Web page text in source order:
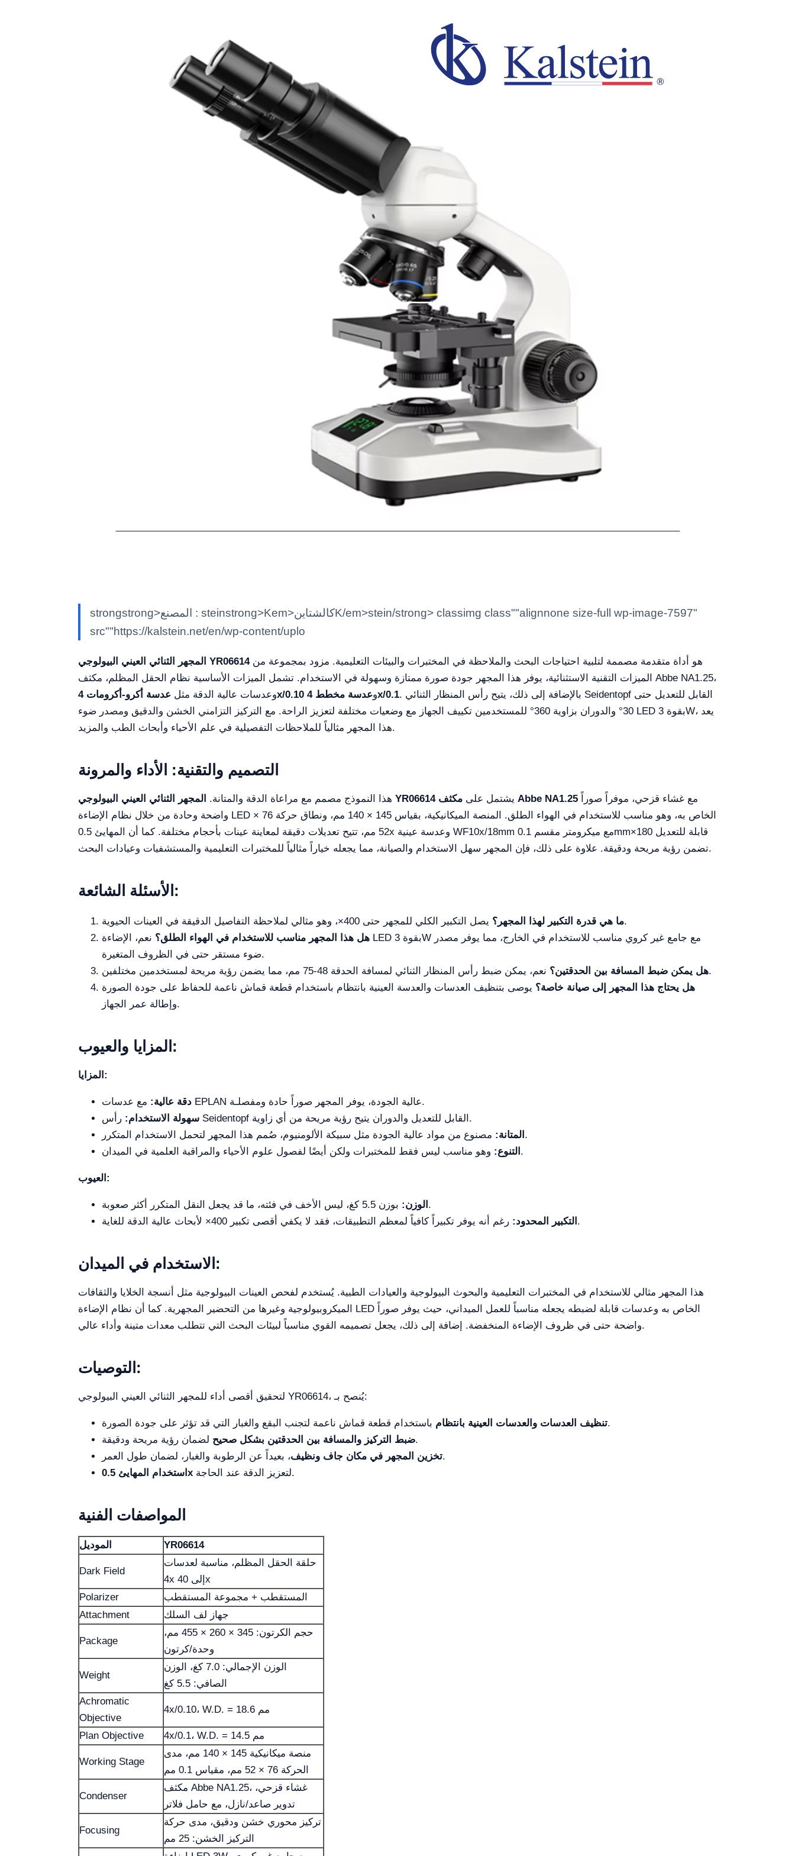
strongstrong>المصنع : steinstrong>Kem>كالشتاينK/em>stein/strong> classimg class""alignnone size-full wp-image-7597"
src""https://kalstein.net/en/wp-content/uplo
المجهر الثنائي العيني البيولوجي YR06614هو أداة متقدمة مصممة لتلبية احتياجات البحث والملاحظة في المختبرات والبيئات التعليمية. مزود بمجموعة من
الميزات التقنية الاستثنائية، يوفر هذا المجهر جودة صورة ممتازة وسهولة في الاستخدام. تشمل الميزات الأساسية نظام الحقل المظلم، مكثف Abbe NA1.25،
وعدسات عالية الدقة مثلعدسة أكرو-أكرومات 4x/0.10 وعدسة مخطط 4x/0.1. بالإضافة إلى ذلك، يتيح رأس المنظار الثنائي Seidentopf القابل للتعديل حتى
30° والدوران بزاوية 360° للمستخدمين تكييف الجهاز مع وضعيات مختلفة لتعزيز الراحة. مع التركيز التزامني الخشن والدقيق ومصدر ضوء LED بقوة 3W، يعد
هذا المجهر مثالياً للملاحظات التفصيلية في علم الأحياء وأبحاث الطب والمزيد.
التصميم والتقنية: الأداء والمرونة
هذا النموذج مصمم مع مراعاة الدقة والمتانة. المجهر الثنائي العيني البيولوجي YR06614 يشتمل على مكثف Abbe NA1.25
واضحة وحادة من خلال نظام الإضاءة LED الخاص به، وهو مناسب للاستخدام في الهواء الطلق. المنصة الميكانيكية، بقياس 145 × 140 مم، ونطاق حركة 76 ×
52 مم، تتيح تعديلات دقيقة لمعاينة عينات بأحجام مختلفة. كما أن المهايئ 0.5x وعدسة عينية WF10x/18mm مع ميكرومتر مقسم 0.1mm×180 قابلة للتعديل
تضمن رؤية مريحة ودقيقة. علاوة على ذلك، فإن المجهر سهل الاستخدام والصيانة، مما يجعله خياراً مثالياً للمختبرات التعليمية والمستشفيات وعيادات البحث.
الأسئلة الشائعة:
ما هي قدرة التكبير لهذا المجهر؟يصل التكبير الكلي للمجهر حتى 400×، وهو مثالي لملاحظة التفاصيل الدقيقة في العينات الحيوية.
هل هذا المجهر مناسب للاستخدام في الهواء الطلق؟ نعم، الإضاءة LED بقوة 3W مع جامع غير كروي مناسب للاستخدام في الخارج، مما يوفر مصدر
ضوء مستقر حتى في الظروف المتغيرة.
هل يمكن ضبط المسافة بين الحدقتين؟نعم، يمكن ضبط رأس المنظار الثنائي لمسافة الحدقة 48-75 مم، مما يضمن رؤية مريحة لمستخدمين مختلفين.
هل يحتاج هذا المجهر إلى صيانة خاصة؟ يوصى بتنظيف العدسات والعدسة العينية بانتظام باستخدام قطعة قماش ناعمة للحفاظ على جودة الصورة
وإطالة عمر الجهاز.
المزايا والعيوب:
المزايا:
دقة عالية:
مع عدسات EPLAN عالية الجودة، يوفر المجهر صوراً حادة ومفصلـة.
سهولة الاستخدام:
رأس Seidentopf القابل للتعديل والدوران يتيح رؤية مريحة من أي زاوية.
المتانة: مصنوع من مواد عالية الجودة مثل سبيكة الألومنيوم، صُمم هذا المجهر لتحمل الاستخدام المتكرر.
التنوع: وهو مناسب ليس فقط للمختبرات ولكن أيضًا لفصول علوم الأحياء والمراقبة العلمية في الميدان.
العيوب:
الوزن: بوزن 5.5 كغ، ليس الأخف في فئته، ما قد يجعل النقل المتكرر أكثر صعوبة.
التكبير المحدود: رغم أنه يوفر تكبيراً كافياً لمعظم التطبيقات، فقد لا يكفي أقصى تكبير 400× لأبحاث عالية الدقة للغاية.
الاستخدام في الميدان:
هذا المجهر مثالي للاستخدام في المختبرات التعليمية والبحوث البيولوجية والعيادات الطبية. يُستخدم لفحص العينات البيولوجية مثل أنسجة الخلايا والثقافات
الميكروبيولوجية وغيرها من التحضير المجهرية. كما أن نظام الإضاءة LED الخاص به وعدسات قابلة لضبطه يجعله مناسباً للعمل الميداني، حيث يوفر صوراً
واضحة حتى في ظروف الإضاءة المنخفضة. إضافة إلى ذلك، يجعل تصميمه القوي مناسباً لبيئات البحث التي تتطلب معدات متينة وأداء عالي.
التوصيات:
لتحقيق أقصى أداء للمجهر الثنائي العيني البيولوجي YR06614، يُنصح بـ:
تنظيف العدسات والعدسات العينية بانتظامباستخدام قطعة قماش ناعمة لتجنب البقع والغبار التي قد تؤثر على جودة الصورة.
ضبط التركيز والمسافة بين الحدقتين بشكل صحيحلضمان رؤية مريحة ودقيقة.
تخزين المجهر في مكان جاف ونظيف، بعيداً عن الرطوبة والغبار، لضمان طول العمر.
استخدام المهايئ 0.5x
لتعزيز الدقة عند الحاجة.
المواصفات الفنية
الموديل YR06614
Dark Field
حلقة الحقل المظلم، مناسبة لعدسات
4x إلى 40x
Polarizer
المستقطب + مجموعة المستقطب
Attachment
جهاز لف السلك
Package
حجم الكرتون: 345 × 260 × 455 مم،
وحدة/كرتون
Weight
الوزن الإجمالي: 7.0 كغ، الوزن
الصافي: 5.5 كغ
Achromatic
Objective
4x/0.10، W.D. = 18.6 مم
Plan Objective 4x/0.1، W.D. = 14.5 مم
Working Stage
منصة ميكانيكية 145 × 140 مم، مدى
الحركة 76 × 52 مم، مقياس 0.1 مم
Condenser
مكثف Abbe NA1.25، غشاء قزحي،
تدوير صاعد/نازل، مع حامل فلاتر
Focusing
تركيز محوري خشن ودقيق، مدى حركة
التركيز الخشن: 25 مم